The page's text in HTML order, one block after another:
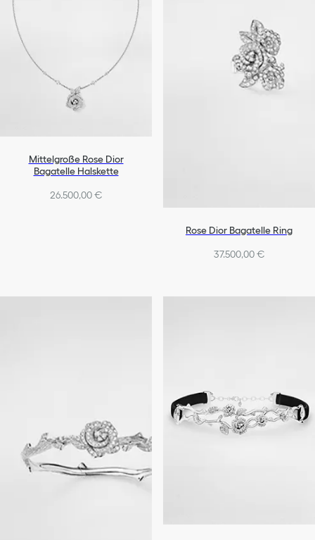
Mittelgroße Rose Dior
Bagatelle Halskette
26.500,00 €
Rose Dior Bagatelle Ring
37.500,00 €